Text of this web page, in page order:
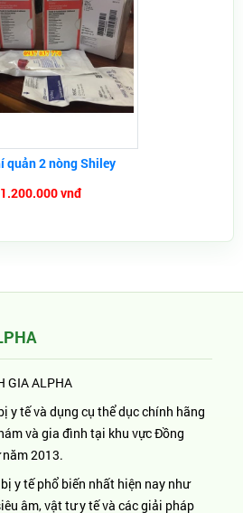
quản 2 nòng Shiley
1.200.000 vnđ
GIA ALPHA
y tế và dụng cụ thể dục chính hãng
và gia đình tại khu vực Đồng
2013.
y tế phổ biến nhất hiện nay như
âm, vật tư y tế và các giải pháp